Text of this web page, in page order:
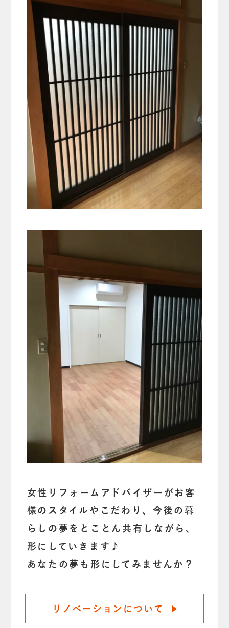
女性リフォームアドバイザーがお客
様のスタイルやこだわり、今後の暮
らしの夢をとことん共有しながら、
形にしていきます♪
あなたの夢も形にしてみませんか？
リノベーションについて